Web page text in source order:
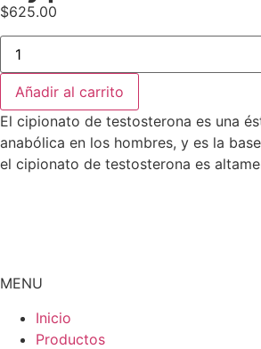
$625.00
Añadir al carrito
El cipionato de testosterona es una
anabólica en los hombres, y es la
el cipionato de testosterona es
MENU
Inicio
Productos